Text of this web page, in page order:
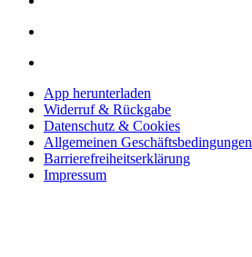
App herunterladen
Widerruf & Rückgabe
Datenschutz & Cookies
Allgemeinen Geschäftsbedingungen
Barrierefreiheitserklärung
Impressum